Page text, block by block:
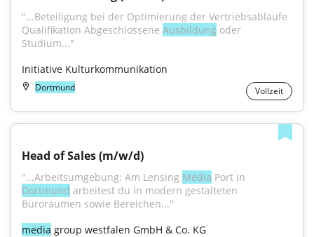
"...Beteiligung bei der Optimierung der Vertriebsabläufe
Qualifikation Abgeschlossene Ausbildung oder
Studium..."
Initiative Kulturkommunikation
Dortmund Vollzeit
Head of Sales (m/w/d)
"...Arbeitsumgebung: Am Lensing Media
Dortmund arbeitest du in modern gestalteten
Büroräumen sowie Bereichen..."
media group westfalen GmbH & Co. KG